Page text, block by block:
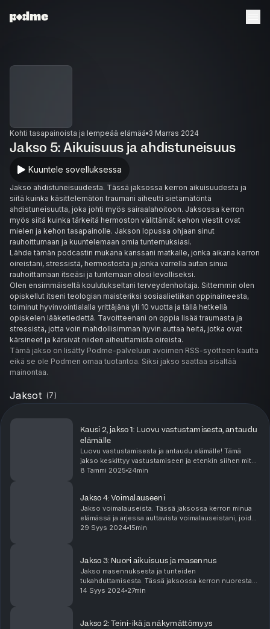
Kohti tasapainoista ja lempeää elämää 3 Marras 2024
Jakso 5: Aikuisuus ja ahdistuneisuus
Kuuntele sovelluksessa
Jakso ahdistuneisuudesta. Tässä jaksossa kerron aikuisuudesta ja
siitä kuinka käsittelemätön traumani aiheutti sietämätöntä
ahdistuneisuutta, joka johti myös sairaalahoitoon. Jaksossa kerron
myös siitä kuinka tärkeitä hermoston välittämät kehon viestit ovat
mielen ja kehon tasapainolle. Jakson lopussa ohjaan sinut
rauhoittumaan ja kuuntelemaan omia tuntemuksiasi.
Lähde tämän podcastin mukana kanssani matkalle, jonka aikana kerron
oireistani, stressistä, hermostosta ja jonka varrella autan sinua
rauhoittamaan itseäsi ja tuntemaan olosi levolliseksi.
Olen ensimmäiseltä koulutukseltani terveydenhoitaja. Sittemmin olen
opiskellut itseni teologian maisteriksi sosiaalietiikan oppinaineesta,
toiminut hyvinvointialalla yrittäjänä yli 10 vuotta ja tällä hetkellä
opiskelen lääketiedettä. Tavoitteenani on oppia lisää traumasta ja
stressistä, jotta voin mahdollisimman hyvin auttaa heitä, jotka ovat
kärsineet ja kärsivät niiden aiheuttamista oireista.
Tämä podcast on minulta sinulle.
Instagramista nimimerkillä @hannaviljanmaa
⁠⁠⁠⁠https://www.instagram.com/hannaviljanmaa?
Luomani hyvinvointisovellus Guudin löydät sovelluskaupastasi. Guudin
uudet sisällöt ilmestyvät syyskuun alussa ja auttavat sinua
stressinhallinassa sekä hermoston tasapainottamisessa ja vievät kohti
lempeän tasapainoista elämää⁠⁠⁠⁠https://guudi.fi⁠⁠⁠⁠
Jos haluat olla minuun yhteydessä, parhaiten se onnistuu
Instagramissa. Kuulen mielelläni jos sinulla on samanlaisia kokemuksia.
Tämä jakso on lisätty Podme-palveluun avoimen RSS-syötteen kautta
eikä se ole Podmen omaa tuotantoa. Siksi jakso saattaa sisältää
mainontaa.
Jaksot (7)
Kausi 2, jakso 1: Luovu vastustamisesta, antaudu
elämälle
Luovu vastustamisesta ja antaudu elämälle! Tämä
jakso keskittyy vastustamiseen ja etenkin siihen miten
voit luopua vastustamisesta, antautua elämälle,
8 Tammi 2025 24min
Jakso 4: Voimalauseeni
Jakso voimalauseista. Tässä jaksossa kerron minua
elämässä ja arjessa auttavista voimalauseistani, joiden
avulla rauhoitun, hallitsen stressiäni ja voin elää
29 Syys 2024 15min
Jakso 3: Nuori aikuisuus ja masennus
Jakso masennuksesta ja tunteiden
tukahduttamisesta. Tässä jaksossa kerron nuoresta
aikuisuudestani ja siitä kuinka käsittelemätön trauma
14 Syys 2024 27min
Jakso 2: Teini-ikä ja näkymättömyys